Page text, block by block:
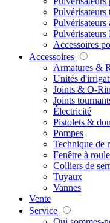
Pulvérisateurs
Pulvérisateurs
Accessoires
Accessoires
Armatures &
Unités
Joints & O-
Joints
Électricité
Pistolets &
Pompes
Technique de
Fenêtre à
Colliers de
Tuyaux
Vannes
Vente
Service